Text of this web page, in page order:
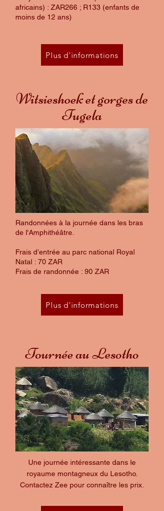
africains) : ZAR266 ; R133 (enfants de
moins de 12 ans)
Plus d'informations
Witsieshoek et gorges de
Tugela
​Randonnées à la journée dans les bras
de l'Amphithéâtre.
Frais d’entrée au parc national Royal
Natal : 70 ZAR
Frais de randonnée : 90 ZAR
Plus d'informations
Tournée au Lesotho
​Une journée intéressante dans le
royaume montagneux du Lesotho.
Contactez Zee pour connaître les prix.